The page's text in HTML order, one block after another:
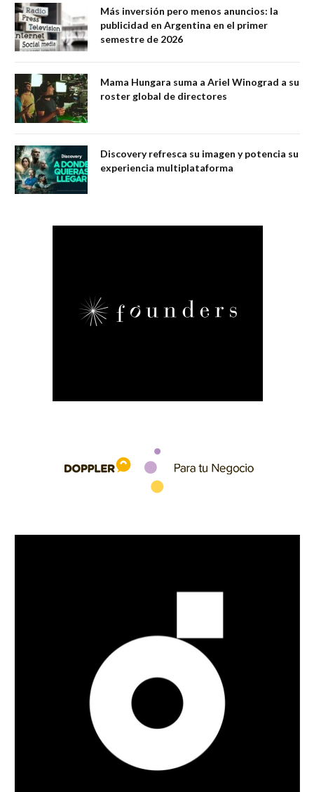
Más inversión pero menos anuncios: la
publicidad en Argentina en el primer
semestre de 2026
Mama Hungara suma a Ariel Winograd a su
roster global de directores
Discovery refresca su imagen y potencia su
experiencia multiplataforma